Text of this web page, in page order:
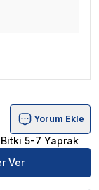
Ürün
Yorum Ekle
5-7 Yaprak
Ver